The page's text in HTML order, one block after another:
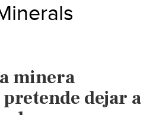
minera
dejar a